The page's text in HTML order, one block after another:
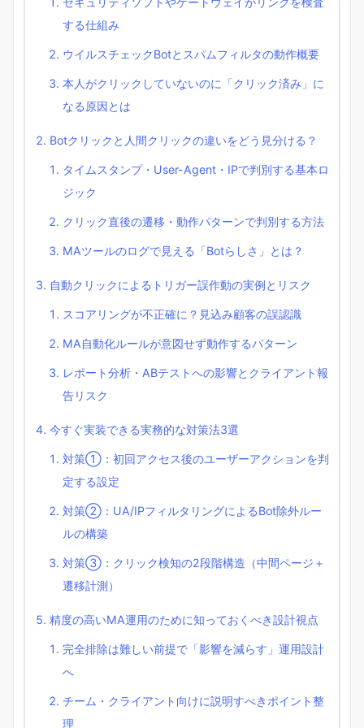
する仕組み
ウイルスチェックBotとスパムフィルタの動作概要
本人がクリックしていないのに「クリック済み」に
なる原因とは
Botクリックと人間クリックの違いをどう見分ける？
タイムスタンプ・User-Agent・IPで判別する基本ロ
ジック
クリック直後の遷移・動作パターンで判別する方法
MAツールのログで見える「Botらしさ」とは？
自動クリックによるトリガー誤作動の実例とリスク
スコアリングが不正確に？見込み顧客の誤認識
MA自動化ルールが意図せず動作するパターン
レポート分析・ABテストへの影響とクライアント報
告リスク
今すぐ実装できる実務的な対策法3選
対策①：初回アクセス後のユーザーアクションを判
定する設定
対策②：UA/IPフィルタリングによるBot除外ルー
ルの構築
対策③：クリック検知の2段階構造（中間ページ＋
遷移計測）
精度の高いMA運用のために知っておくべき設計視点
完全排除は難しい前提で「影響を減らす」運用設計
へ
チーム・クライアント向けに説明すべきポイント整
理